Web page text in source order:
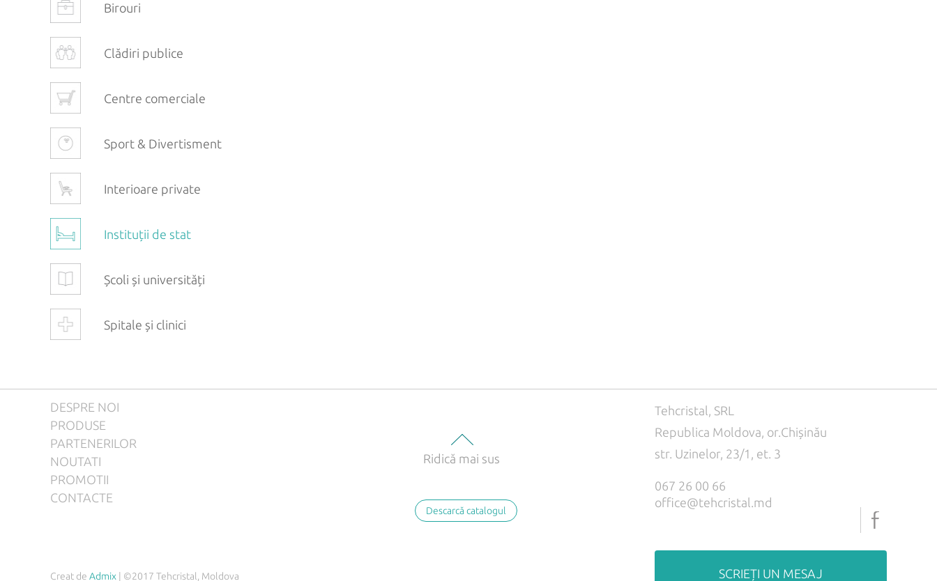
Birouri
Clădiri publice
Centre comerciale
Sport & Divertisment
Interioare private
Instituții de stat
Școli și universități
Spitale și clinici
DESPRE NOI
PRODUSE
PARTENERILOR
NOUTATI
PROMOTII
CONTACTE
Creat de Admix | ©2017 Tehcristal, Moldova
Descarcă catalogul
Ridică mai sus
Tehcristal, SRL
Republica Moldova, or.Chișinău
str. Uzinelor, 23/1, et. 3
067 26 00 66
office@tehcristal.md
SCRIEȚI UN MESAJ